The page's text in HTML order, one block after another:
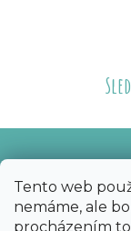
Tento web
nemáme, ale
procházením
Copyright